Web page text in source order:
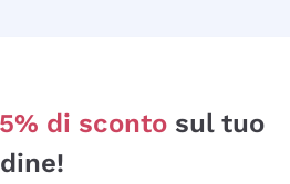
5% di sconto sul tuo